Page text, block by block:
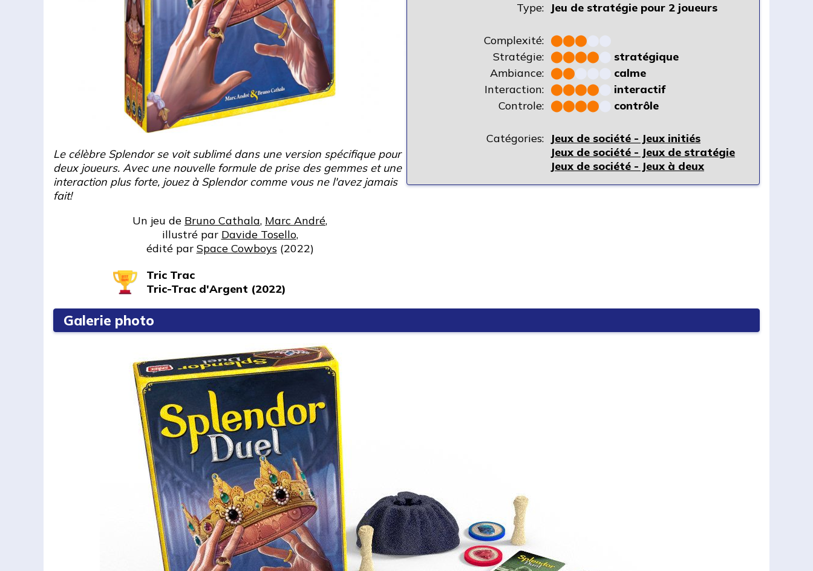
Le célèbre Splendor se voit sublimé dans une version spécifique pour
deux joueurs. Avec une nouvelle formule de prise des gemmes et une
interaction plus forte, jouez à Splendor comme vous ne l'avez jamais
fait!
Un jeu de Bruno Cathala, Marc André,
illustré par Davide Tosello,
édité par Space Cowboys(2022)
Tric Trac
Tric-Trac d'Argent (2022)
Type: Jeu de stratégie pour 2 joueurs
Complexité: ⬤⬤⬤
Stratégie: ⬤⬤⬤⬤
stratégique
Ambiance: ⬤⬤
calme
Interaction: ⬤⬤⬤⬤
interactif
Controle: ⬤⬤⬤⬤ contrôle
Catégories:
Jeux de société - Jeux initiés
Jeux de société - Jeux de stratégie
Jeux de société - Jeux à deux
Galerie photo